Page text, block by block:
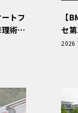
トフ
術
〉
【
セ
ぬけ
2026